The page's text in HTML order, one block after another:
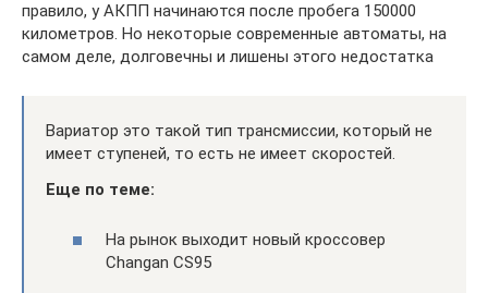
правило, у АКПП начинаются после пробега 150000
километров. Но некоторые современные автоматы, на
самом деле, долговечны и лишены этого недостатка
Вариатор это такой тип трансмиссии, который не
имеет ступеней, то есть не имеет скоростей.
Еще по теме:
На рынок выходит новый кроссовер
Changan CS95